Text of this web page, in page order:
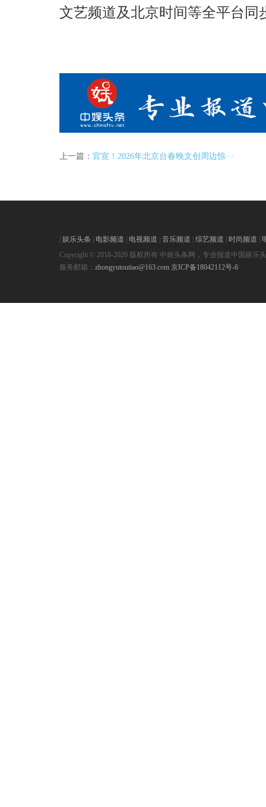
文艺频道及北京时间等全平台
上一篇： 官宣！2026年北京台春晚文创周边惊···
娱乐头条 电影频道 电视频道 音乐频道 综艺频道 时尚频道
Copyright © 2018-2020 版权所有 中娱头条网，专业报道中国娱乐
服务邮箱： zhongyutoutiao@163.com 京ICP备18042112号-6